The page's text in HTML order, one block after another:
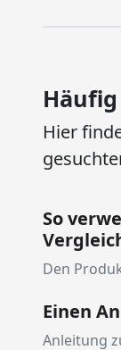
Hier
So
Den
Einen
Anleitung